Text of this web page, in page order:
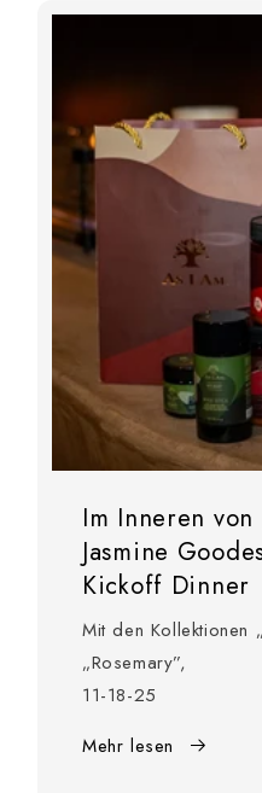
Im Inneren von
Jasmine
Kickoff Dinner
Mit den Kollektionen
„Rosemary”,
11-18-25
Mehr lesen